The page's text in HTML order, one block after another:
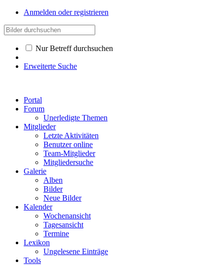
Anmelden oder registrieren
Nur Betreff durchsuchen
Erweiterte Suche
Portal
Forum
Unerledigte Themen
Mitglieder
Letzte Aktivitäten
Benutzer online
Team-Mitglieder
Mitgliedersuche
Galerie
Alben
Bilder
Neue Bilder
Kalender
Wochenansicht
Tagesansicht
Termine
Lexikon
Ungelesene Einträge
Tools